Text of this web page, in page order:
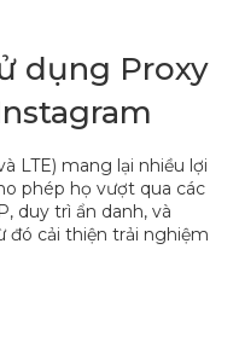
dụng Proxy
LTE) mang lại nhiều lợi
phép họ vượt qua các
duy trì ẩn danh, và
đó cải thiện trải nghiệm